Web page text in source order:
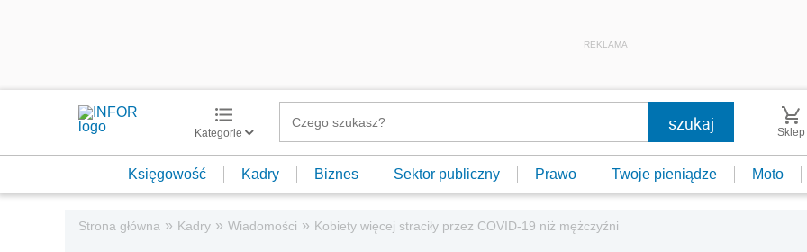
REKLAMA
Kategorie Sklep
Księgowość Kadry Biznes Sektor publiczny Prawo Twoje pieniądze Moto
Strona główna » Kadry » Wiadomości » Kobiety więcej straciły przez COVID-19 niż mężczyźni